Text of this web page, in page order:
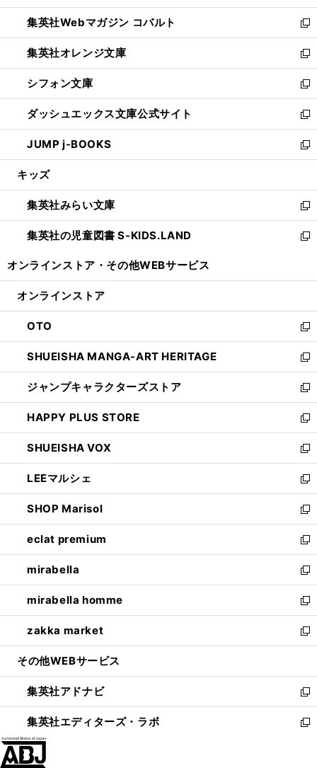
開
く
ウ
で
開
く
ン
ド
ウ
で
開
く
ウ
ィ
ン
ド
ウ
で
開
く
集英社Webマガジン コバルト
新
し
い
ウ
ィ
ン
ド
ウ
で
開
集英社オレンジ文庫
新
し
い
ウ
ィ
ン
ド
ウ
開
く
シフォン文庫
新
し
い
ウ
ィ
ン
ウ
で
開
く
ダッシュエックス文庫公式サイト
新
し
い
ウ
ン
ド
ウ
で
JUMP j-BOOKS
新
し
ウ
ィ
ン
ド
開
キッズ
集英社みらい文庫
新
し
い
ン
ウ
で
開
く
集英社の児童図書 S-KIDS.LAND
新
ウ
ン
ド
ウ
で
開
く
オンラインストア・ その他WEBサービス
オンラインストア
OTO
新
し
い
ウ
ィ
ン
ド
ウ
で
開
く
SHUEISHA MANGA-ART HERITAGE
新
し
い
ウ
ィ
ン
ド
ウ
で
開
く
ジャンプキャラクターズストア
新
し
い
ウ
ィ
ン
ド
ウ
で
開
く
HAPPY PLUS STORE
新
し
い
ウ
ィ
ン
ド
ウ
で
開
く
SHUEISHA VOX
新
し
い
ウ
ィ
ン
ド
ウ
で
開
く
LEEマルシェ
新
し
い
ウ
ィ
ン
ド
ウ
で
開
く
SHOP Marisol
新
し
い
ウ
ィ
ン
ド
ウ
で
開
eclat premium
新
し
い
ウ
ィ
ン
ド
ウ
開
く
mirabella
新
し
い
ウ
ィ
ン
ウ
で
開
く
mirabella homme
新
し
い
ウ
ン
ド
ウ
で
zakka market
新
し
ウ
ィ
ン
ド
その他WEBサービス
集英社アドナビ
新
し
い
集英社エディターズ・ラボ
新